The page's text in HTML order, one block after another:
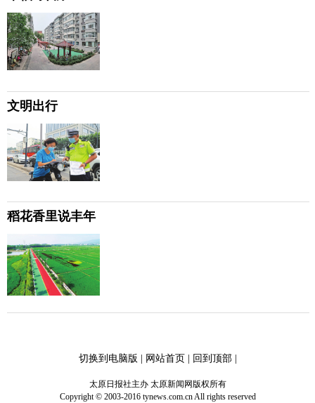
文明出行
稻花香里说丰年
切换到电脑版 | 网站首页| 回到顶部|
太原日报社主办 太原新闻网版权所有
Copyright © 2003-2016 tynews.com.cn All rights reserved